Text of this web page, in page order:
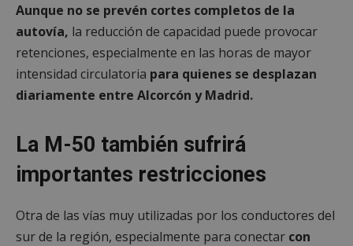
Aunque no se prevén cortes completos de la
autovía, la reducción de capacidad puede provocar
retenciones, especialmente en las horas de mayor
intensidad circulatoria para quienes se desplazan
diariamente entre Alcorcón y Madrid.
La M-50 también sufrirá
importantes restricciones
Otra de las vías muy utilizadas por los conductores del
sur de la región, especialmente para conectar con